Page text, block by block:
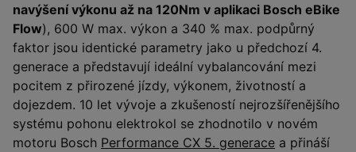
navýšení výkonu až na 120Nm v aplikaci Bosch eBike
Flow), 600 W max. výkon a 340 % max. podpůrný
faktor jsou identické parametry jako u předchozí 4.
generace a představují ideální vybalancování mezi
pocitem z přirozené jízdy, výkonem, životností a
dojezdem. 10 let vývoje a zkušeností nejrozšířenějšího
systému pohonu elektrokol se zhodnotilo v novém
motoru Bosch Performance CX 5. generace a přináší